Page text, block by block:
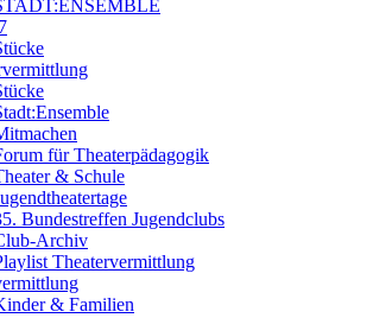
für Theaterpädagogik
& Schule
Bundestreffen Jugendclubs
Archiv
Theatervermittlung
& Familien